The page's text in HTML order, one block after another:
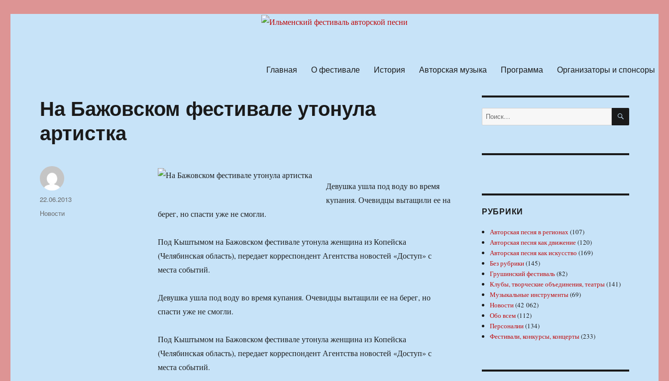
Главная О фестивале История Авторская музыка Программа Организаторы и спонсоры
На Бажовском фестивале утонула
артистка
Девушка ушла под воду во время
купания. Очевидцы вытащили ее на
берег, но спасти уже не смогли.
Под Кыштымом на Бажовском фестивале утонула женщина из Копейска
(Челябинская область), передает корреспондент Агентства новостей «Доступ» с
места событий.
Девушка ушла под воду во время купания. Очевидцы вытащили ее на берег, но
спасти уже не смогли.
Под Кыштымом на Бажовском фестивале утонула женщина из Копейска
(Челябинская область), передает корреспондент Агентства новостей «Доступ» с
места событий.
Автор
Опубликовано
22.06.2013
Рубрики
Новости
Искать: ПОИСК
РУБРИКИ
Авторская песня в регионах(107)
Авторская песня как движение(120)
Авторская песня как искусство (169)
Без рубрики(145)
Грушинский фестиваль(82)
Клубы, творческие объединения, театры(141)
Музыкальные инструменты(69)
Новости(42 062)
Обо всем(112)
Персоналии(134)
Фестивали, конкурсы, концерты(233)